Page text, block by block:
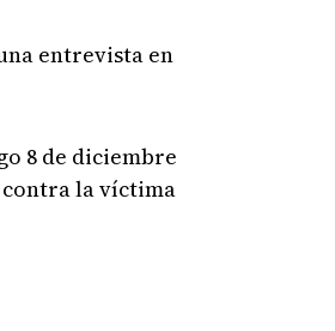
entrevista en
8 de diciembre
contra la víctima